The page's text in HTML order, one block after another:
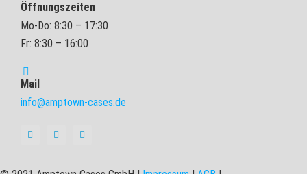
Öffnungszeiten
Mo-Do: 8:30 – 17:30
Fr: 8:30 – 16:00
Mail
info@amptown-cases.de